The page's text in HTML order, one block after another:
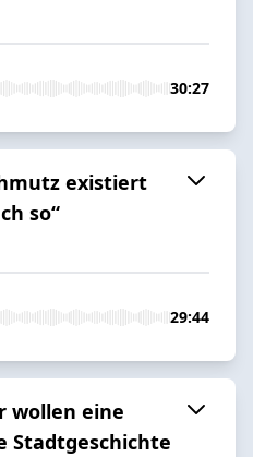
30:27
existiert
so“
29:44
wollen eine
Stadtgeschichte